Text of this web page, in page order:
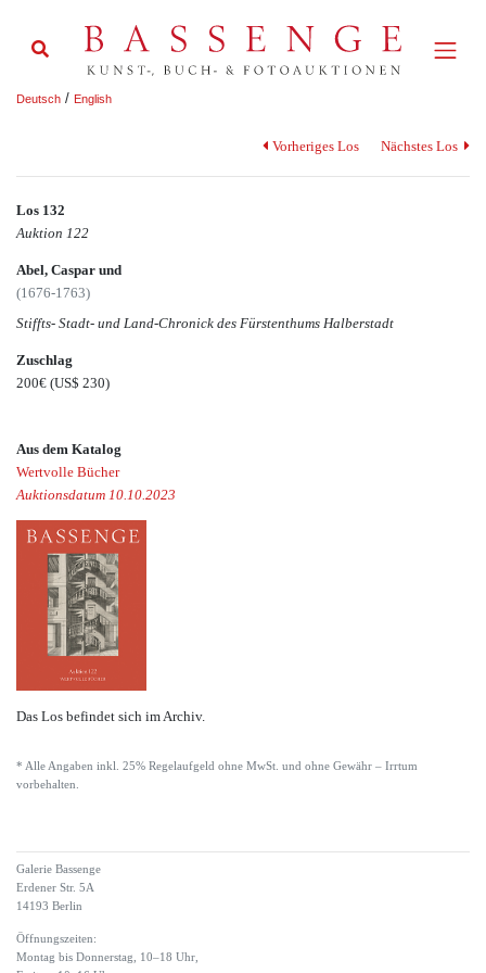
Deutsch / English
Vorheriges Los Nächstes Los
Los 132
Auktion 122
Abel, Caspar und
(1676-1763)
Stiffts- Stadt- und Land-Chronick des Fürstenthums Halberstadt
Zuschlag
200€ (US$ 230)
Aus dem Katalog
Wertvolle Bücher
Auktionsdatum 10.10.2023
Das Los befindet sich im Archiv.
* Alle Angaben inkl. 25% Regelaufgeld ohne MwSt. und ohne Gewähr – Irrtum
vorbehalten.
Galerie Bassenge
Erdener Str. 5A
14193 Berlin
Öffnungszeiten:
Montag bis Donnerstag, 10–18 Uhr,